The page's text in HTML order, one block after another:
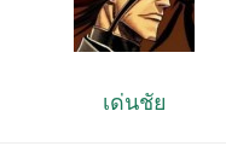
เด่นชัย